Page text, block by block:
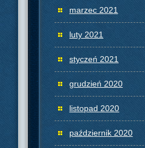
marzec 2021
luty 2021
styczeń 2021
grudzień 2020
listopad 2020
październik 2020